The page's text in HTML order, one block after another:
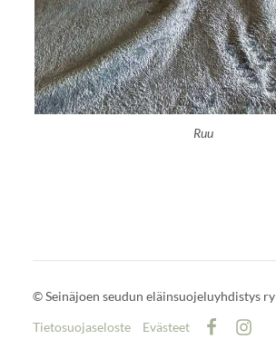
Ruu
©Seinäjoen seudun eläinsuojeluyhdistys ry
Tietosuojaseloste
Evästeet